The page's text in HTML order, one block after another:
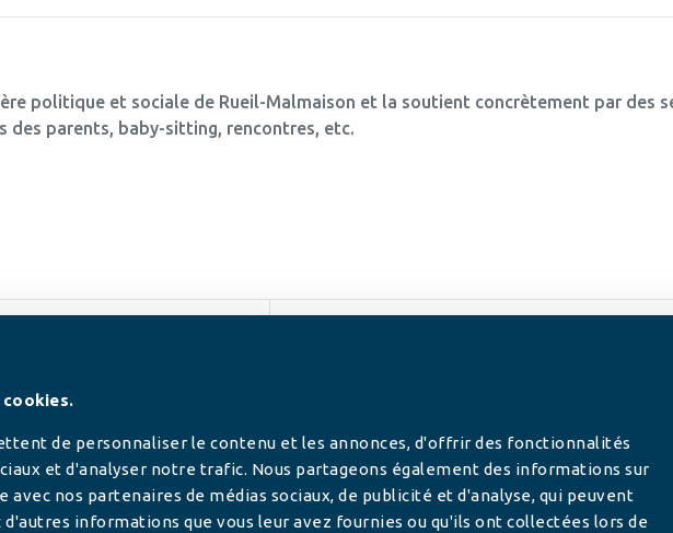
cookies.
de personnaliser le contenu et les annonces, d'offrir des fonctionnalités
et d'analyser notre trafic. Nous partageons également des informations sur
nos partenaires de médias sociaux, de publicité et d'analyse, qui peuvent
informations que vous leur avez fournies ou qu'ils ont collectées lors de
politique et sociale de Rueil-Malmaison et la soutient concrètement par des
des parents, baby-sitting, rencontres, etc.